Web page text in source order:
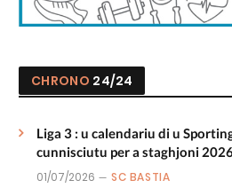
CHRONO 24/24
Liga 3 : u calendariu di u
cunnisciutu per a staghjoni
01/07/2026 SC BASTIA